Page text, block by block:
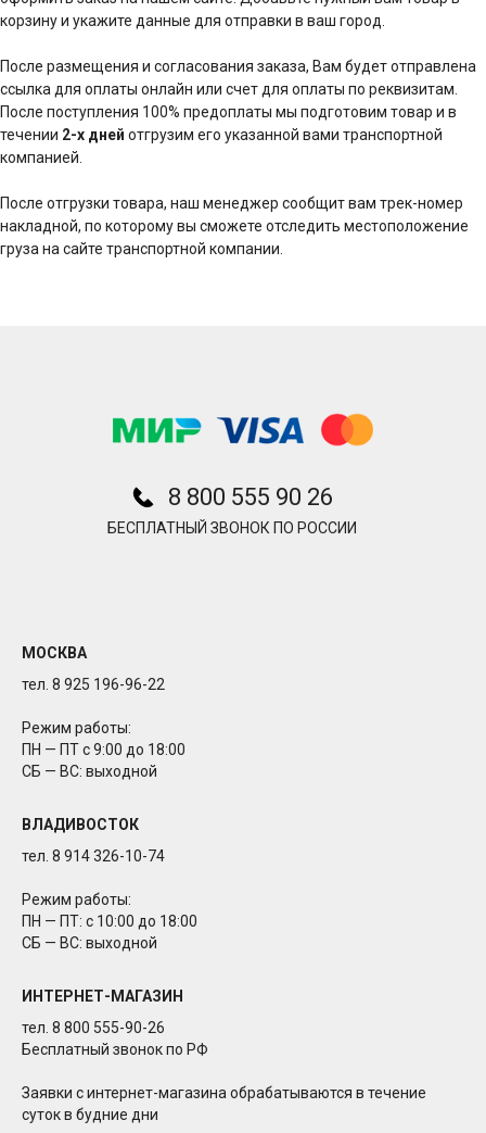
корзину и укажите данные для отправки в ваш город.
После размещения и согласования заказа, Вам будет отправлена
ссылка для оплаты онлайн или счет для оплаты по реквизитам.
После поступления 100% предоплаты мы подготовим товар и в
течении 2-х дней отгрузим его указанной вами транспортной
компанией.
После отгрузки товара, наш менеджер сообщит вам трек-номер
накладной, по которому вы сможете отследить местоположение
груза на сайте транспортной компании.
8 800 555 90 26
БЕСПЛАТНЫЙ ЗВОНОК ПО РОССИИ
МОСКВА
тел. 8 925 196-96-22
Режим работы:
ПН — ПТ с 9:00 до 18:00
СБ — ВС: выходной
ВЛАДИВОСТОК
тел. 8 914 326-10-74
Режим работы:
ПН — ПТ: с 10:00 до 18:00
СБ — ВС: выходной
ИНТЕРНЕТ-МАГАЗИН
тел. 8 800 555-90-26
Бесплатный звонок по РФ
Заявки с интернет-магазина обрабатываются в течение
суток в будние дни